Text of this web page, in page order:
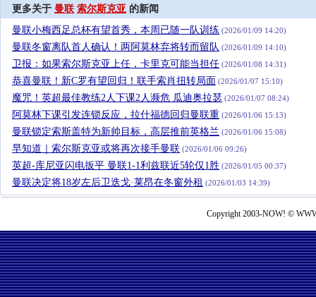
更多关于 曼联 索尔斯克亚 的新闻
曼联小梅西足总杯有望首秀，本周已随一队训练 (2026/01/09 14:20)
曼联冬窗离队首人确认！两阿莫林弃将转而留队 (2026/01/09 14:10)
卫报：如果索尔斯克亚上任，卡里克可能当担任 (2026/01/08 14:31)
恭喜曼联！新C罗有望回归！联手索肖扭转局面 (2026/01/07 15:10)
魔咒！英超最佳教练2人下课2人濒危 瓜迪奥拉瑟 (2026/01/07 08:24)
阿莫林下课引发连锁反应，拉什福德回归曼联重 (2026/01/06 15:13)
曼联锁定索斯盖特为新帅目标，高层推前英格兰 (2026/01/06 15:08)
早知道｜索尔斯克亚或将再次接手曼联 (2026/01/06 09:26)
英超-库尼亚闪电扳平 曼联1-1利兹联近5轮仅1胜 (2026/01/05 00:37)
曼联决定将18岁左后卫迭戈·莱昂在冬窗外租 (2026/01/03 14:39)
Copyright 2003-NOW! ©